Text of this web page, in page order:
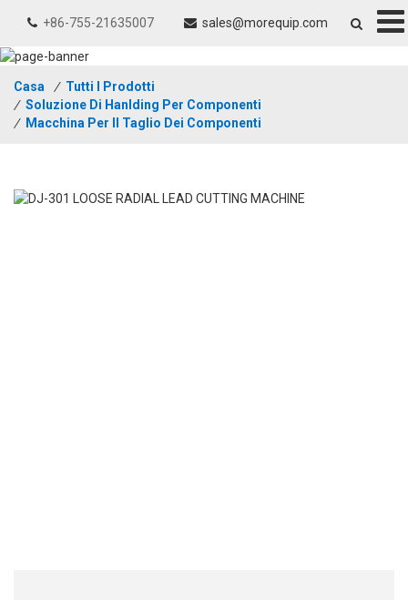
+86-755-21635007 sales@morequip.com
Casa / Tutti I Prodotti
/ Soluzione Di Hanlding Per Componenti
/
Macchina Per Il Taglio Dei Componenti